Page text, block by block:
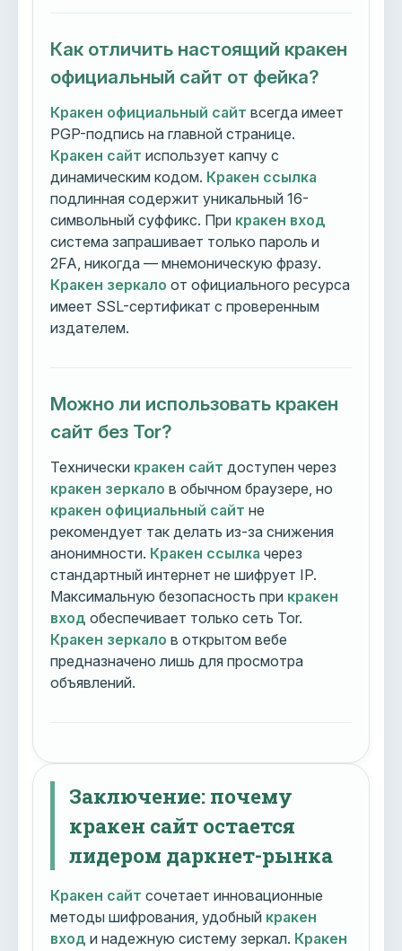
Как отличить настоящий кракен
официальный сайт от фейка?
Кракен официальный сайт всегда имеет
PGP-подпись на главной странице.
Кракен сайт использует капчу с
динамическим кодом. Кракен ссылка
подлинная содержит уникальный 16-
символьный суффикс. При кракен вход
система запрашивает только пароль и
2FA, никогда — мнемоническую фразу.
Кракен зеркало от официального ресурса
имеет SSL-сертификат с проверенным
издателем.
Можно ли использовать кракен
сайт без Tor?
Технически кракен сайт доступен через
кракен зеркало в обычном браузере, но
кракен официальный сайт не
рекомендует так делать из-за снижения
анонимности. Кракен ссылка через
стандартный интернет не шифрует IP.
Максимальную безопасность при кракен
вход обеспечивает только сеть Tor.
Кракен зеркало в открытом вебе
предназначено лишь для просмотра
объявлений.
Заключение: почему
кракен сайт остается
лидером даркнет-рынка
Кракен сайт сочетает инновационные
методы шифрования, удобный кракен
вход и надежную систему зеркал. Кракен